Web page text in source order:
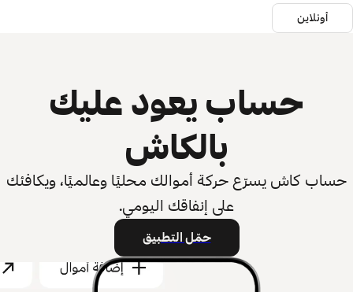
أونلاين
حساب يعود عليك
بالكاش
حساب كاش يسرّع حركة أموالك محليًا وعالميًا، ويكافئك
على إنفاقك اليومي.
حمّل التطبيق